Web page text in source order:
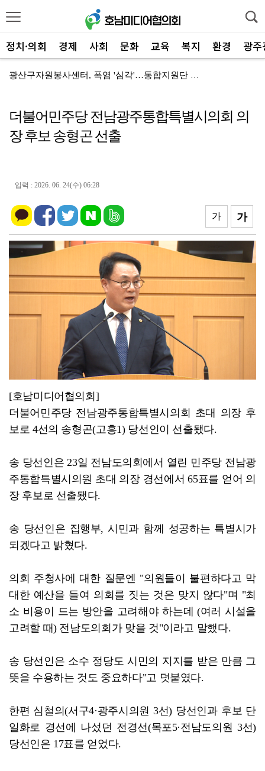
정치·의회 경제 사회 문화 교육 복지 환경 광
광산구자원봉사센터, 폭염 '심각'…통합지원단 출정
광산구, 청년 1인 가구 '나도 한 끼' 영양 교육
장성군, 불법 하천 점용 '싹쓸이' 복구 착수
사순문 장흥군수, '가뭄 비상' 현장 점검... 피해 ...
장성군, 2027년 '농번기 해결사' 외국인 계절근로자...
더불어민주당 전남광주통합특별시의회 의
장 후보 송형곤 선출
입력 : 2026. 06. 24(수) 06:28
가
가
[호남미디어협의회]
더불어민주당 전남광주통합특별시의회 초대 의장 후
보로 4선의 송형곤(고흥1) 당선인이 선출됐다.
송 당선인은 23일 전남도의회에서 열린 민주당 전남광
주통합특별시의원 초대 의장 경선에서 65표를 얻어 의
장 후보로 선출됐다.
송 당선인은 집행부, 시민과 함께 성공하는 특별시가
되겠다고 밝혔다.
의회 주청사에 대한 질문엔 "의원들이 불편하다고 막
대한 예산을 들여 의회를 짓는 것은 맞지 않다"며 "최
소 비용이 드는 방안을 고려해야 하는데 (여러 시설을
고려할 때) 전남도의회가 맞을 것"이라고 말했다.
송 당선인은 소수 정당도 시민의 지지를 받은 만큼 그
뜻을 수용하는 것도 중요하다"고 덧붙였다.
한편 심철의(서구4·광주시의원 3선) 당선인과 후보 단
일화로 경선에 나섰던 전경선(목포5·전남도의원 3선)
당선인은 17표를 얻었다.